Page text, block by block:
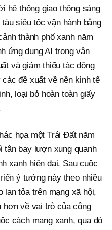
hệ thống giao thông sáng
siêu tốc vận hành bằng
thành phố xanh năm
ứng dụng AI trong vận
và giảm thiểu tác động
đề xuất về nền kinh tế
loại bỏ hoàn toàn giấy
họa một Trái Đất năm
tân bay lượn xung quanh
xanh hiện đại. Sau cuộc
ý tưởng này theo nhiều
lan tỏa trên mạng xã hội,
hơn về vai trò của công
cách mạng xanh, qua đó